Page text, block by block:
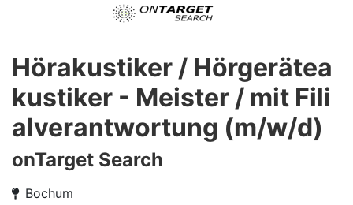
Hörakustiker / Hörgerätea
kustiker - Meister / mit Fili
alverantwortung (m/w/d)
onTarget Search
Bochum